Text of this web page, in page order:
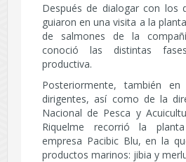
Después de dialogar con los
guiaron en una visita a la
de salmones de la
conoció las distintas
productiva.
Posteriormente, también
dirigentes, así como de la
Nacional de Pesca y
Riquelme recorrió la
empresa Pacibic Blu, en la
productos marinos: jibia y